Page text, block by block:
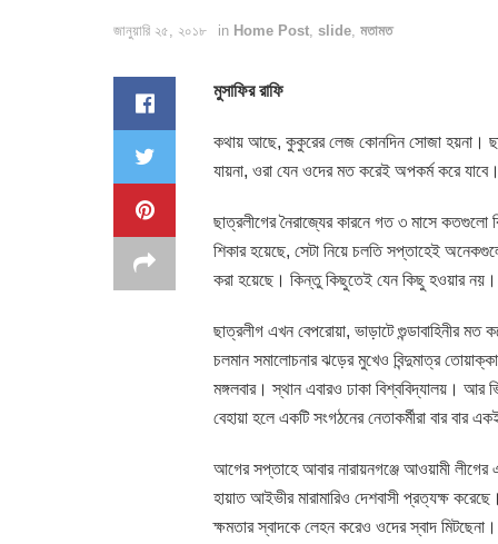
জানুয়ারি ২৫, ২০১৮ in Home Post slide মতামত
মুসাফির রাফি
কথায় আছে, কুকুরের লেজ কোনদিন সোজা হয়না।
যায়না, ওরা যেন ওদের মত করেই অপকর্ম করে
ছাত্রলীগের নৈরাজ্যের কারনে গত ৩ মাসে কতগুলো
শিকার হয়েছে, সেটা নিয়ে চলতি সপ্তাহেই
করা হয়েছে। কিন্তু কিছুতেই যেন কিছু হওয়ার নয়।
ছাত্রলীগ এখন বেপরোয়া, ভাড়াটে গুন্ডাবাহিনীর
চলমান সমালোচনার ঝড়ের মুখেও বিন্দুমাত্র
মঙ্গলবার। স্থান এবারও ঢাকা বিশ্ববিদ্যালয়।
বেহায়া হলে একটি সংগঠনের নেতাকর্মীরা বার
আগের সপ্তাহে আবার নারায়নগঞ্জে আওয়ামী লীগের
হায়াত আইভীর মারামারিও দেশবাসী প্রত্যক্ষ
ক্ষমতার স্বাদকে লেহন করেও ওদের স্বাদ